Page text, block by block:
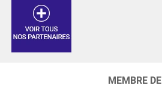
MEMBRE DE